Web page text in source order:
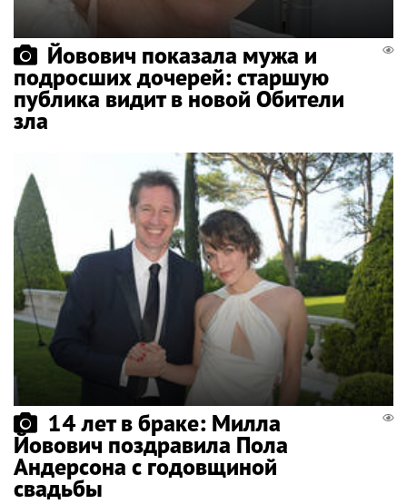
Йовович показала мужа и
подросших дочерей: старшую
публика видит в новой Обители
зла
14 лет в браке: Милла
Йовович поздравила Пола
Андерсона с годовщиной
свадьбы